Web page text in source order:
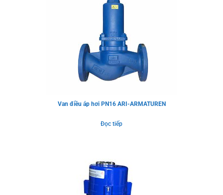
Van điều áp hơi PN16 ARI-ARMATUREN
Đọc tiếp